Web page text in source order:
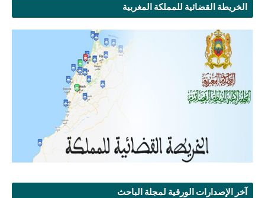
الخريطة القضائية للمملكة المغربية
آخر الإصدارات الورقية لمجلة الباحث